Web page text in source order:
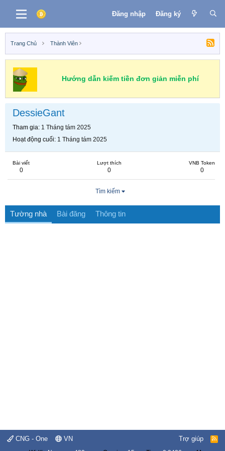
Đăng nhập Đăng ký
Trang Chủ Thành Viên
Hướng dẫn kiếm tiền đơn giản miễn phí
DessieGant
Tham gia 1 Tháng tám 2025
Hoạt động cuối 1 Tháng tám 2025
Bài viết
0
Lượt thích
0
VNB Token
0
Tìm kiếm
Tường nhà Bài đăng Thông tin
CNG - One VN Trợ giúp
R